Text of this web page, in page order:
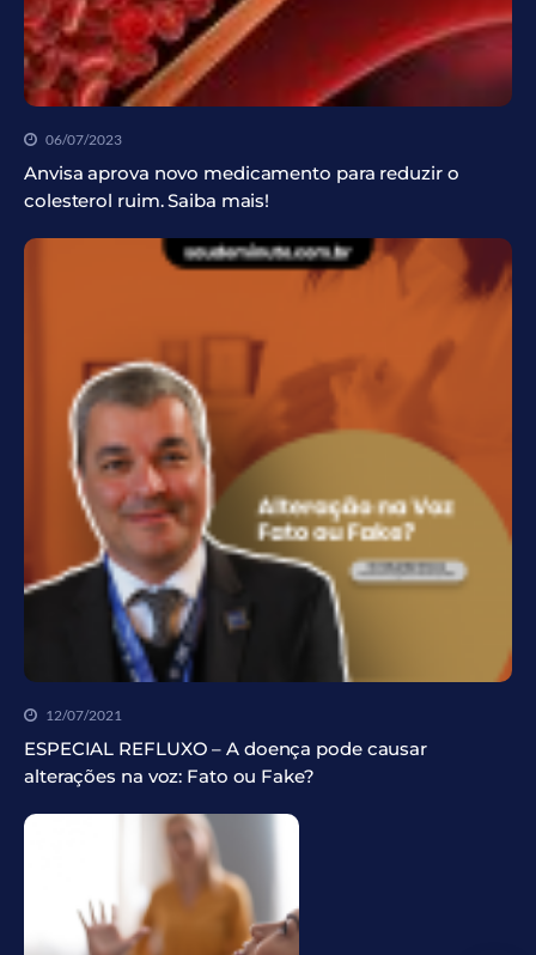
06/07/2023
Anvisa aprova novo medicamento para reduzir o
colesterol ruim. Saiba mais!
12/07/2021
ESPECIAL REFLUXO – A doença pode causar
alterações na voz: Fato ou Fake?